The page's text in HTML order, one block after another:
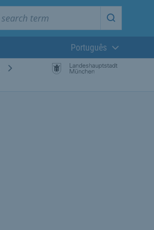
Start
Língua atual:
Português